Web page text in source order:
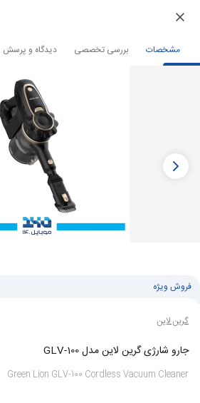
مشخصات بررسی تخصصی دیدگاه و پرسش فروشگاه اینترنتی خانه هوشمند جارو شارژی
فروش ویژه
گرین لاین
جارو شارژی گرین لاین مدل GLV-100
Green Lion GLV-100 Cordless Vacuum Cleaner